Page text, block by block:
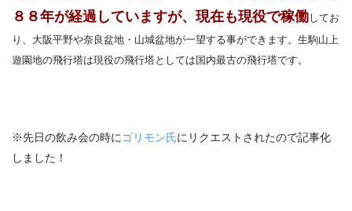
８８年が経過していますが、現在も現役で稼働してお
り、大阪平野や奈良盆地・山城盆地が一望する事ができます。生駒山上
遊園地の飛行塔は現役の飛行塔としては国内最古の飛行塔です。
※先日の飲み会の時にゴリモン氏にリクエストされたので記事化
しました！